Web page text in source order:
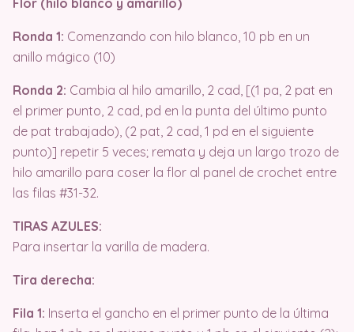
Flor (hilo blanco y amarillo)
Ronda 1: Comenzando con hilo blanco, 10 pb en un
anillo mágico (10)
Ronda 2: Cambia al hilo amarillo, 2 cad, [(1 pa, 2 pat en
el primer punto, 2 cad, pd en la punta del último punto
de pat trabajado), (2 pat, 2 cad, 1 pd en el siguiente
punto)] repetir 5 veces; remata y deja un largo trozo de
hilo amarillo para coser la flor al panel de crochet entre
las filas #31-32.
TIRAS AZULES:
Para insertar la varilla de madera.
Tira derecha:
Fila 1: Inserta el gancho en el primer punto de la última